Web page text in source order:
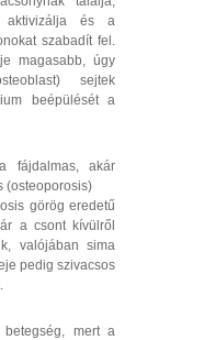
aktivizálja és a
szabadít fel.
magasabb, úgy
sejtek
beépülését a
fájdalmas, akár
(osteoporosis)
görög eredetű
a csont kívülről
valójában sima
pedig szivacsos
betegség, mert a